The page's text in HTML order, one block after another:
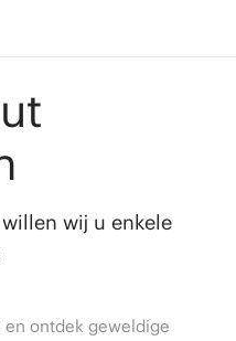
wij u enkele
en ontdek geweldige